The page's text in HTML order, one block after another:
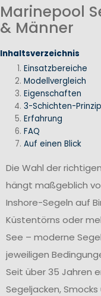
Marinepool
& Männer
Inhaltsverzeichnis
Einsatzbereiche
Modellvergleich
Eigenschaften
3-Schichten-Prinzip
Erfahrung
FAQ
Auf einen Blick
Die Wahl der richtigen
hängt maßgeblich
Inshore-Segeln auf
Küstentörns oder
See – moderne
jeweiligen
Seit über 35 Jahren
Segeljacken,